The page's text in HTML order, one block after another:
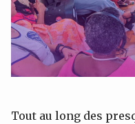
Tout au long des